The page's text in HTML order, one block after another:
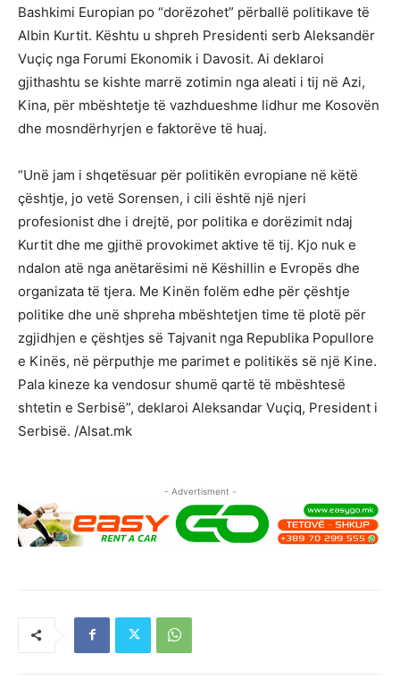
Bashkimi Europian po “dorëzohet” përballë politikave të
Albin Kurtit. Kështu u shpreh Presidenti serb Aleksandër
Vuçiç nga Forumi Ekonomik i Davosit. Ai deklaroi
gjithashtu se kishte marrë zotimin nga aleati i tij në Azi,
Kina, për mbështetje të vazhdueshme lidhur me Kosovën
dhe mosndërhyrjen e faktorëve të huaj.
“Unë jam i shqetësuar për politikën evropiane në këtë
çështje, jo vetë Sorensen, i cili është një njeri
profesionist dhe i drejtë, por politika e dorëzimit ndaj
Kurtit dhe me gjithë provokimet aktive të tij. Kjo nuk e
ndalon atë nga anëtarësimi në Këshillin e Evropës dhe
organizata të tjera. Me Kinën folëm edhe për çështje
politike dhe unë shpreha mbështetjen time të plotë për
zgjidhjen e çështjes së Tajvanit nga Republika Popullore
e Kinës, në përputhje me parimet e politikës së një Kine.
Pala kineze ka vendosur shumë qartë të mbështesë
shtetin e Serbisë”, deklaroi Aleksandar Vuçiq, President i
Serbisë. /Alsat.mk
- Advertisment -